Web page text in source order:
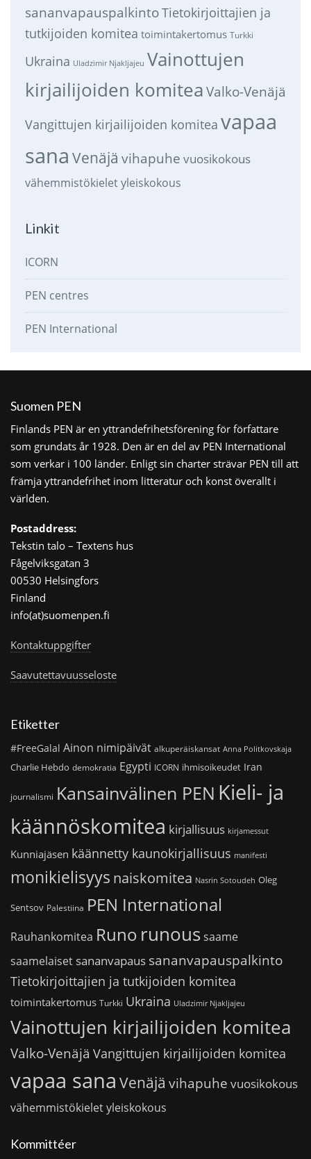
sananvapauspalkintoTietokirjoittajien ja
tutkijoiden komitea toimintakertomus Turkki
Ukraina Uladzimir Njakljajeu Vainottujen
kirjailijoiden komitea Valko-Venäjä
Vangittujen kirjailijoiden komitea vapaa
sana Venäjä vihapuhe vuosikokous
vähemmistökieletyleiskokous
Linkit
ICORN
PEN centres
PEN International
Suomen PEN
Finlands PEN är en yttrandefrihetsförening för författare
som grundats år 1928. Den är en del av PEN International
som verkar i 100 länder. Enligt sin charter strävar PEN till att
främja yttrandefrihet inom litteratur och konst överallt i
världen.
Postaddress:
Tekstin talo – Textens hus
Fågelviksgatan 3
00530 Helsingfors
Finland
info(at)suomenpen.fi
Kontaktuppgifter
Saavutettavuusseloste
Etiketter
#FreeGalal Ainon nimipäivät alkuperäiskansat Anna Politkovskaja
Charlie Hebdo demokratia Egypti ICORN ihmisoikeudet Iran
journalismi Kansainvälinen PEN Kieli- ja
käännöskomitea kirjallisuus kirjamessut
Kunniajäsen käännetty kaunokirjallisuus manifesti
monikielisyys naiskomitea Nasrin Sotoudeh Oleg
Sentsov Palestiina PEN International
Rauhankomitea Runo runoussaame
saamelaiset sananvapaus sananvapauspalkinto
Tietokirjoittajien ja tutkijoiden komitea
toimintakertomus Turkki Ukraina Uladzimir Njakljajeu
Vainottujen kirjailijoiden komitea
Valko-Venäjä Vangittujen kirjailijoiden komitea
vapaa sana Venäjä vihapuhe vuosikokous
vähemmistökieletyleiskokous
Kommittéer